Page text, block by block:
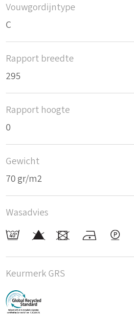
Vouwgordijntype
C
Rapport breedte
295
Rapport hoogte
0
Gewicht
70 gr/m2
Wasadvies
Keurmerk GRS